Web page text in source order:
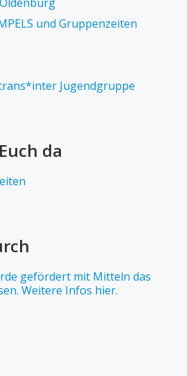
und Gruppenzeiten
Jugendgruppe
da
gefördert mit Mitteln das
Weitere Infos hier.